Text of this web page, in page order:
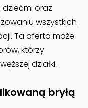
oraz
wszystkich
Ta oferta może
którzy
działki.
bryłą